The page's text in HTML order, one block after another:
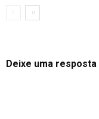
Deixe uma resposta